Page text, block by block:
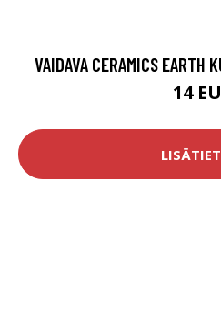
VAIDAVA CERAMICS EARTH
14